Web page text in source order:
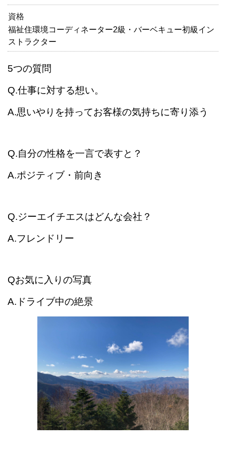
資格
福祉住環境コーディネーター2級・バーベキュー初級イン
ストラクター
5つの質問
Q.仕事に対する想い。
A.思いやりを持ってお客様の気持ちに寄り添う
Q.自分の性格を一言で表すと？
A.ポジティブ・前向き
Q.ジーエイチエスはどんな会社？
A.フレンドリー
Qお気に入りの写真
A.ドライブ中の絶景